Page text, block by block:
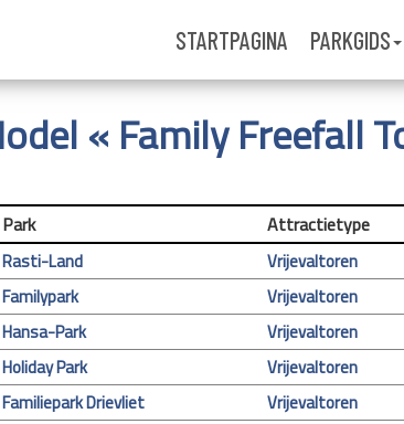
STARTPAGINA PARKGIDS
« Family Freefall
Park Attractietype
Rasti-Land Vrijevaltoren
Familypark Vrijevaltoren
Hansa-Park Vrijevaltoren
Holiday Park Vrijevaltoren
Familiepark Drievliet Vrijevaltoren